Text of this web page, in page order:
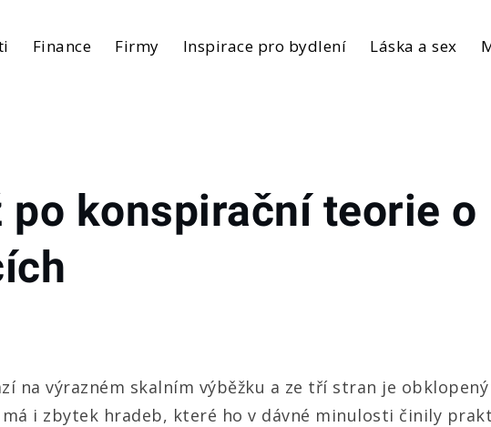
Finance Firmy Inspirace pro bydlení Láska a sex
po konspirační teorie o
na výrazném skalním výběžku a ze tří stran je
i zbytek hradeb, které ho v dávné minulosti činily